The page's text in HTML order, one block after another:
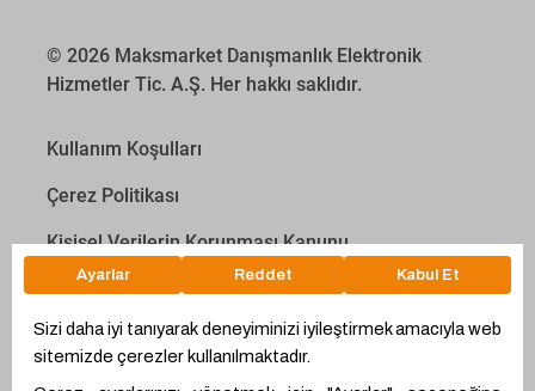
WhatsApp
© 2026 Maksmarket Danışmanlık Elektronik
Hizmetler Tic. A.Ş. Her hakkı saklıdır.
Kullanım Koşulları
Çerez Politikası
Kişisel Verilerin Korunması Kanunu
İletişim Aydınlatma Metni
Proyakıt
Ödeme Hesaplama Aracı